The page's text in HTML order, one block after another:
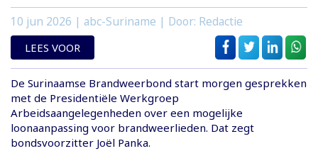
10 jun 2026 | abc-Suriname | Door: Redactie
LEES VOOR
De Surinaamse Brandweerbond start morgen gesprekken
met de Presidentiële Werkgroep
Arbeidsaangelegenheden over een mogelijke
loonaanpassing voor brandweerlieden. Dat zegt
bondsvoorzitter Joël Panka.